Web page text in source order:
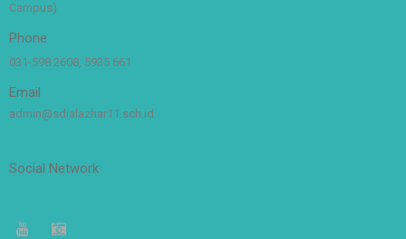
Campus)
Phone
031-598 2608, 5935 661
Email
admin@sdialazhar11.sch.id
Social Network